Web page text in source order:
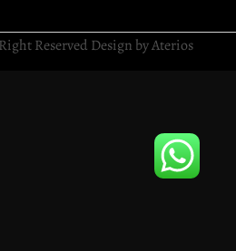
Reserved Design by Aterios